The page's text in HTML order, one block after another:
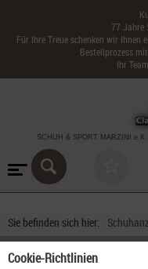
77 Jahre
Für Ihre Treue schenken wir Ihnen
Bestellprozess
Ihr
SCHUH & SPORT MARZINI
Sie befinden sich hier:
Cookie-Richtlinien